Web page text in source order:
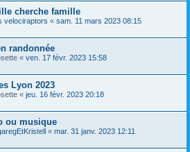
cherche famille
velociraptors « sam. 11 mars 2023 08:15
randonnée
« ven. 17 févr. 2023 15:58
Lyon 2023
« jeu. 16 févr. 2023 20:18
ou musique
« mar. 31 janv. 2023 12:11